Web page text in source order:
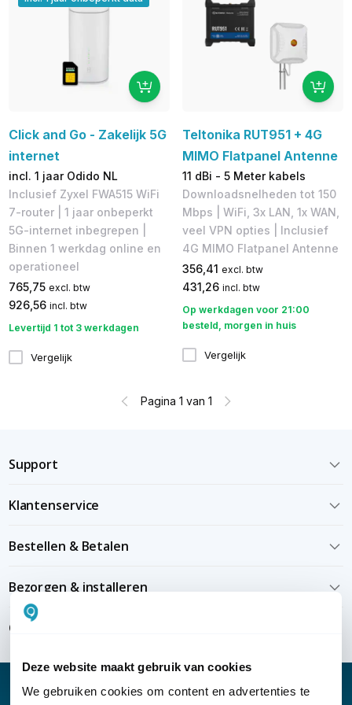
Deze website maakt gebruik van cookies
We gebruiken cookies om content en advertenties te
Click and Go - Zakelijk 5G
internet
incl. 1 jaar Odido NL
Inclusief Zyxel FWA515 WiFi
7-router | 1 jaar onbeperkt
5G-internet inbegrepen |
Binnen 1 werkdag online en
operationeel
765,75 excl. btw
926,56 incl. btw
Levertijd 1 tot 3 werkdagen
Vergelijk
Teltonika RUT951 + 4G
MIMO Flatpanel Antenne
11 dBi - 5 Meter kabels
Downloadsnelheden tot 150
Mbps​ | WiFi, 3x LAN, 1x WAN,
veel VPN opties | Inclusief
4G MIMO Flatpanel Antenne
356,41 excl. btw
431,26 incl. btw
Op werkdagen voor 21:00
besteld, morgen in huis
Vergelijk
Pagina 1 van 1
Support
Klantenservice
Bestellen & Betalen
Bezorgen & installeren
Over KommaGo